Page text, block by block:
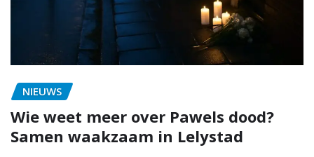
NIEUWS
Wie weet meer over Pawels dood?
Samen waakzaam in Lelystad